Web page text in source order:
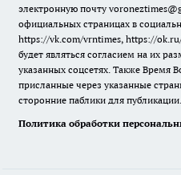
электронную почту
официальных страницах в
https://vk.com/vrntimes, https://
будет являться согласием на их
указанных соцсетях. Также Время
присланные через указанные
сторонние паблики для публикации.
Политика обработки